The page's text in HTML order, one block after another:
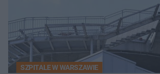
SZPITALE W WARSZAWIE